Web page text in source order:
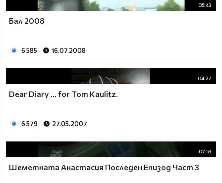
05:43
Бал 2008
6 585 16.07.2008
04:27
Dear Diary ... for Tom Kaulitz.
6 579 27.05.2007
07:53
Шеметната Анастасия Последен Епизод Част 3